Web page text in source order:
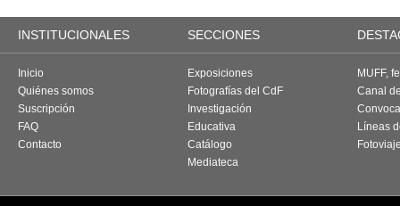
INSTITUCIONALES SECCIONES
Inicio
Quiénes somos
Suscripción
FAQ
Contacto
Exposiciones
Fotografías del CdF
Investigación
Educativa
Catálogo
Mediateca
MUFF,
Canal
Líneas